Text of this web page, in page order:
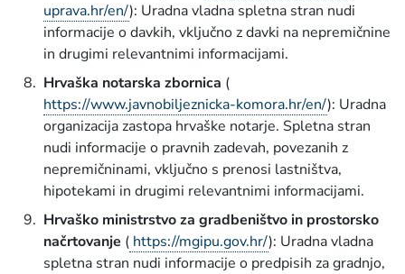
uprava.hr/en/): Uradna vladna spletna stran nudi
informacije o davkih, vključno z davki na nepremičnine
in drugimi relevantnimi informacijami.
Hrvaška notarska zbornica (
https://www.javnobiljeznicka-komora.hr/en/): Uradna
organizacija zastopa hrvaške notarje. Spletna stran
nudi informacije o pravnih zadevah, povezanih z
nepremičninami, vključno s prenosi lastništva,
hipotekami in drugimi relevantnimi informacijami.
Hrvaško ministrstvo za gradbeništvo in prostorsko
načrtovanje ( https://mgipu.gov.hr/): Uradna vladna
spletna stran nudi informacije o predpisih za gradnjo,